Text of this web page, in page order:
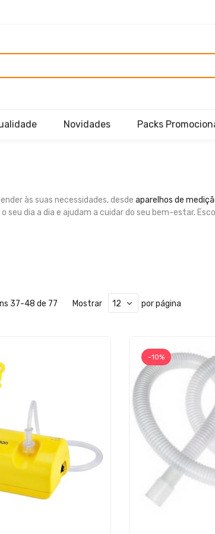
Novidades Packs
às suas necessidades, desde aparelhos de
dia a dia e ajudam a cuidar do seu bem-estar.
37-48 de 77 Mostrar por página
-10%